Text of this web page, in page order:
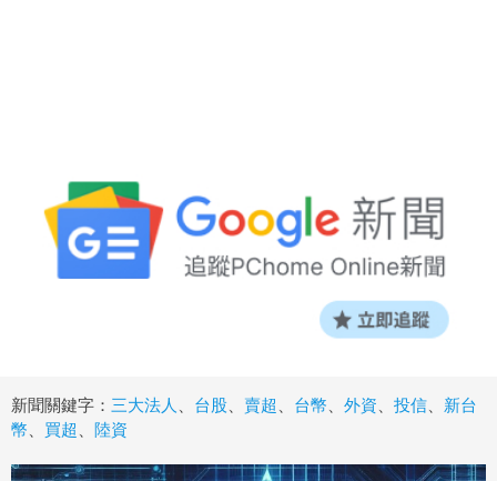
新聞關鍵字： 三大法人 台股 賣超 台幣 外資 投信
新台
幣
買超 陸資